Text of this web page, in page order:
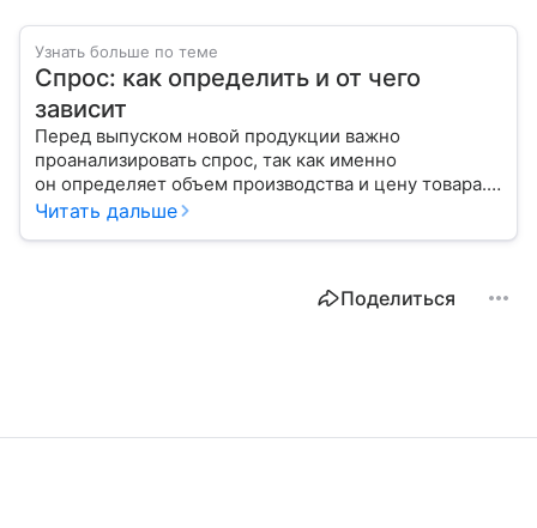
Узнать больше по теме
Спрос: как определить и от чего
зависит
Перед выпуском новой продукции важно
проанализировать спрос, так как именно
он определяет объем производства и цену товара.
С помощью эксперта расскажем, как рассчитать
Читать дальше
Поделиться